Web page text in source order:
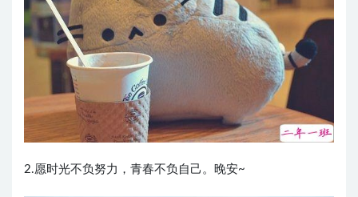
2.愿时光不负努力，青春不负自己。晚安~